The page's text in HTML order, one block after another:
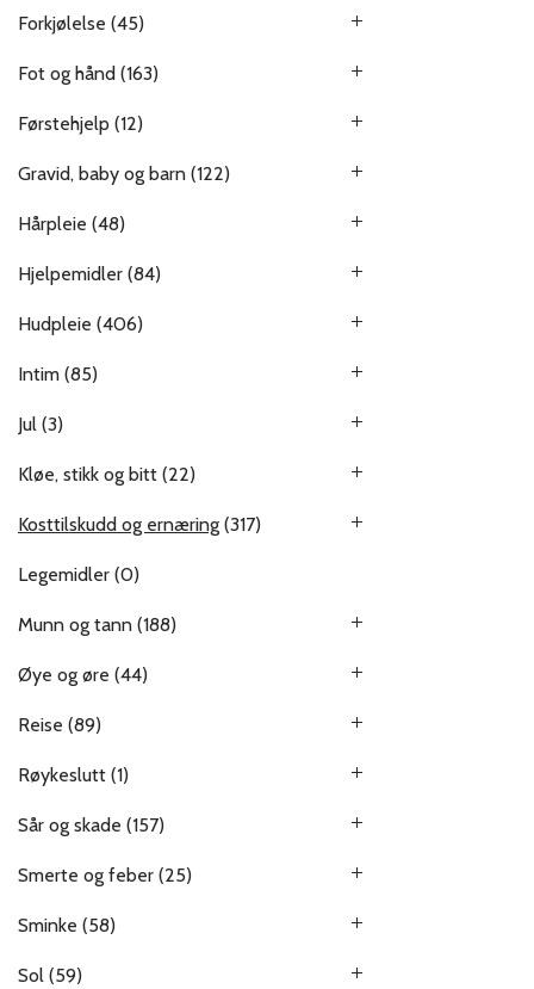
Forkjølelse (45)
Fot og hånd (163)
Førstehjelp (12)
Gravid, baby og barn (122)
Hårpleie (48)
Hjelpemidler (84)
Hudpleie (406)
Intim (85)
Jul (3)
Kløe, stikk og bitt (22)
Kosttilskudd og ernæring (317)
Legemidler (0)
Munn og tann (188)
Øye og øre (44)
Reise (89)
Røykeslutt (1)
Sår og skade (157)
Smerte og feber (25)
Sminke (58)
Sol (59)